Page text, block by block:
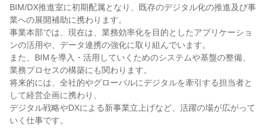
BIM/DX推進室に初期配属となり、既存のデジタル化の推進及び事
業への展開補助に携わります。
事業本部では、現在は、業務効率化を目的としたアプリケーショ
ンの活用や、データ連携の強化に取り組んでいます。
また、BIMを導入・活用していくためのシステムや基盤の整備、
業務プロセスの構築にも関わります。
将来的には、全社的やグローバルにデジタルを牽引する担当者と
して経営企画に携わり、
デジタル戦略やDXによる新事業立上げなど、活躍の場が広がって
いく仕事です。